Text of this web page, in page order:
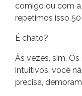
comigo ou com a
repetimos isso
É chato?
Às vezes, sim.
intuitivos, você
precisa,